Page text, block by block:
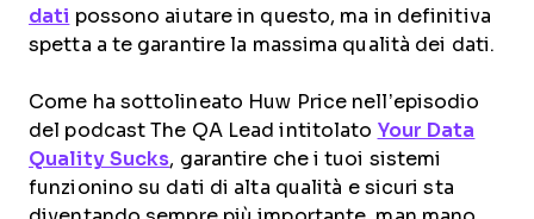
dati possono aiutare in questo, ma in definitiva
spetta a te garantire la massima qualità dei dati.
Come ha sottolineato Huw Price nell’episodio
del podcast The QA Lead intitolato Your Data
Quality Sucks, garantire che i tuoi sistemi
funzionino su dati di alta qualità e sicuri sta